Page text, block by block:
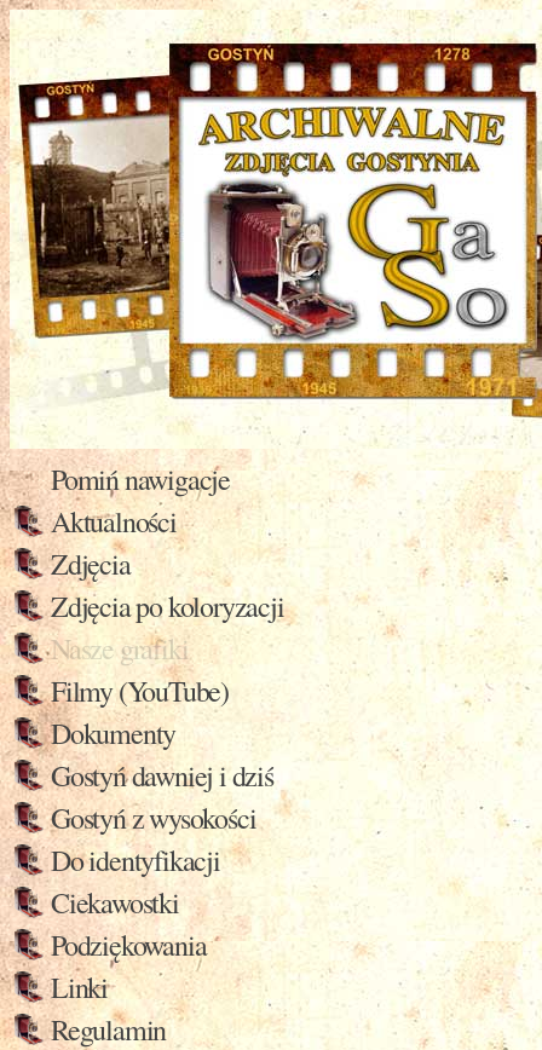
Pomiń nawigacje
Aktualności
Zdjęcia
Zdjęcia po koloryzacji
Nasze grafiki
Filmy (YouTube)
Dokumenty
Gostyń dawniej i dziś
Gostyń z wysokości
Do identyfikacji
Ciekawostki
Podziękowania
Linki
Regulamin